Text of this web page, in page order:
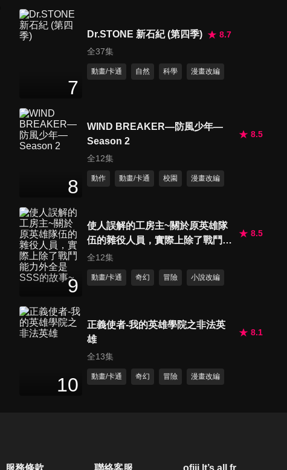
第663集 在晴空塔求婚哦/卡莉
天好冷哦
27分鐘
比賽哦/中學生來了哦
第666集 熱血,體能訓練公園
哦/B級美食之塔哦
27分鐘
第667集 夢中的咖哩大會哦/恐
第668集 尋找友情的鑰匙哦/妮
7
Dr.STONE 新石紀 (第四季)
8.7
全37集
動畫/卡通 自然 科學 漫畫改編
8
WIND BREAKER—防風少年—
Season 2
8.5
全12集
動作 動畫/卡通 校園 漫畫改編
9
使人誤解的工房主~關於原英雄隊
伍的雜役人員，實際上除了戰鬥能
力外全是SSS的故事~
8.5
全12集
動畫/卡通 奇幻 冒險 小說改編
10
正義使者-我的英雄學院之非法英
雄
8.1
全13集
動畫/卡通 奇幻 冒險 漫畫改編
服務條款 聯絡客服